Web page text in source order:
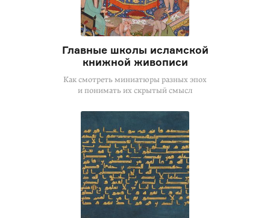
Главные школы исламской
книжной живописи
Как смотреть миниатюры разных эпох
и понимать их скрытый смысл